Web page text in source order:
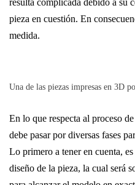
resulta complicada debido a su
pieza en cuestión. En
medida.
Una de las piezas impresas en 3D
En lo que respecta al proceso
debe pasar por diversas fases
Lo primero a tener en cuenta,
diseño de la pieza, la cual será